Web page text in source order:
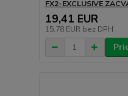
FX2-EXCLUSIVE
19,41 EUR
15,78 EUR bez DPH